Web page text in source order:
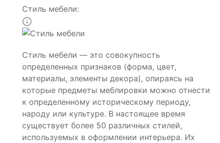
Стиль мебели:
Стиль мебели — это совокупность
определенных признаков (форма, цвет,
материалы, элементы декора), опираясь на
которые предметы меблировки можно отнести
к определенному историческому периоду,
народу или культуре. В настоящее время
существует более 50 различных стилей,
используемых в оформлении интерьера. Их